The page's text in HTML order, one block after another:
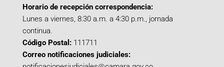
Horario de recepción correspondencia:
Lunes a viernes, 8:30 a.m. a 4:30 p.m., jornada
continua.
Código Postal: 111711
Correo notificaciones judiciales: